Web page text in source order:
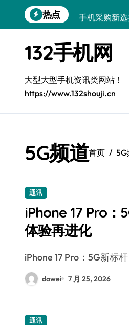
到
热点
手机采购新
荣耀500 Pro
手机采购必
荣耀ROBOT
华为nova 15
iPhone 17e
132手机网
大型大型手机资讯类网站！
https://www.132shouji.cn
5G频道首页 5G
通讯
iPhone 17 Pro：
体验再进化
iPhone 17 Pro：5G新标
dawei 7 月 25, 2026
通讯